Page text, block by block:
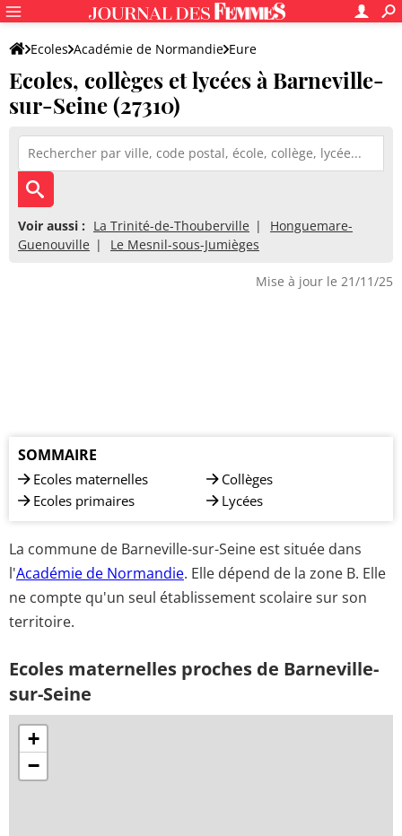
Ecoles Académie de Normandie Eure
Ecoles, collèges et lycées à Barneville-
sur-Seine (27310)
Voir aussi : La Trinité-de-Thouberville
Honguemare-
Guenouville
Le Mesnil-sous-Jumièges
Mise à jour le 21/11/25
SOMMAIRE
Ecoles maternelles
Ecoles primaires
Collèges
Lycées
La commune de Barneville-sur-Seine est située dans
l'Académie de Normandie. Elle dépend de la zone B. Elle
ne compte qu'un seul établissement scolaire sur son
territoire.
Ecoles maternelles proches de Barneville-
sur-Seine
+
−